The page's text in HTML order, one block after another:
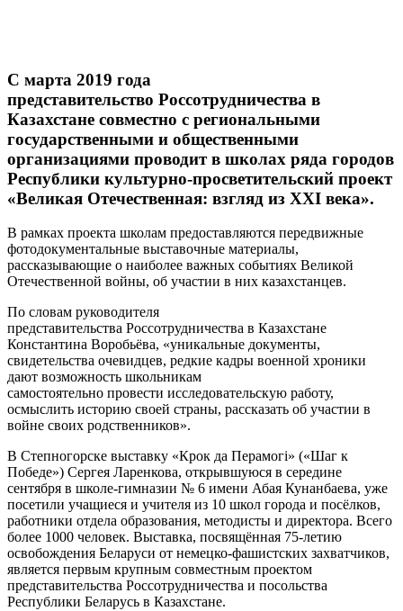
С марта 2019 года
представительство Россотрудничества в
Казахстане совместно с региональными
государственными и общественными
организациями проводит в школах ряда городов
Республики культурно-просветительский проект
«Великая Отечественная: взгляд из XXI века».
В рамках проекта школам предоставляются передвижные
фотодокументальные выставочные материалы,
рассказывающие о наиболее важных событиях Великой
Отечественной войны, об участии в них казахстанцев.
По словам руководителя
представительства Россотрудничества в Казахстане
Константина Воробьёва, «уникальные документы,
свидетельства очевидцев, редкие кадры военной хроники
дают возможность школьникам
самостоятельно провести исследовательскую работу,
осмыслить историю своей страны, рассказать об участии в
войне своих родственников».
В Степногорске выставку «Крок да Перамогi» («Шаг к
Победе») Сергея Ларенкова, открывшуюся в середине
сентября в школе-гимназии № 6 имени Абая Кунанбаева, уже
посетили учащиеся и учителя из 10 школ города и посёлков,
работники отдела образования, методисты и директора. Всего
более 1000 человек. Выставка, посвящённая 75-летию
освобождения Беларуси от немецко-фашистских захватчиков,
является первым крупным совместным проектом
представительства Россотрудничества и посольства
Республики Беларусь в Казахстане.